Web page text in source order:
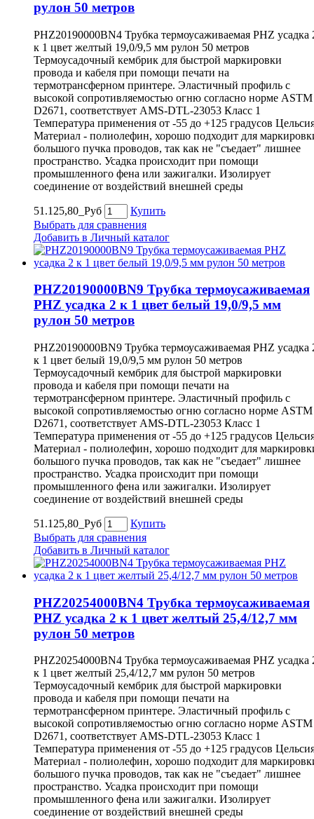
рулон 50 метров
PHZ20190000BN4 Трубка термоусаживаемая PHZ усадка
к 1 цвет желтый 19,0/9,5 мм рулон 50 метров
Термоусадочный кембрик для быстрой маркировки
провода и кабеля при помощи печати на
термотрансферном принтере. Эластичный профиль с
высокой сопротивляемостью огню согласно норме ASTM
D2671, соответствует AMS-DTL-23053 Класс 1
Температура применения от -55 до +125 градусов
Материал - полиолефин, хорошо подходит для
большого пучка проводов, так как не "съедает" лишнее
пространство. Усадка происходит при помощи
промышленного фена или зажигалки. Изолирует
соединение от воздействий внешней среды
51.125,80_Руб
Купить
Выбрать для сравнения
Добавить в Личный каталог
PHZ20190000BN9 Трубка термоусаживаемая
PHZ усадка 2 к 1 цвет белый 19,0/9,5 мм
рулон 50 метров
PHZ20190000BN9 Трубка термоусаживаемая PHZ усадка
к 1 цвет белый 19,0/9,5 мм рулон 50 метров
Термоусадочный кембрик для быстрой маркировки
провода и кабеля при помощи печати на
термотрансферном принтере. Эластичный профиль с
высокой сопротивляемостью огню согласно норме ASTM
D2671, соответствует AMS-DTL-23053 Класс 1
Температура применения от -55 до +125 градусов
Материал - полиолефин, хорошо подходит для
большого пучка проводов, так как не "съедает" лишнее
пространство. Усадка происходит при помощи
промышленного фена или зажигалки. Изолирует
соединение от воздействий внешней среды
51.125,80_Руб
Купить
Выбрать для сравнения
Добавить в Личный каталог
PHZ20254000BN4 Трубка термоусаживаемая
PHZ усадка 2 к 1 цвет желтый 25,4/12,7 мм
рулон 50 метров
PHZ20254000BN4 Трубка термоусаживаемая PHZ усадка
к 1 цвет желтый 25,4/12,7 мм рулон 50 метров
Термоусадочный кембрик для быстрой маркировки
провода и кабеля при помощи печати на
термотрансферном принтере. Эластичный профиль с
высокой сопротивляемостью огню согласно норме ASTM
D2671, соответствует AMS-DTL-23053 Класс 1
Температура применения от -55 до +125 градусов
Материал - полиолефин, хорошо подходит для
большого пучка проводов, так как не "съедает" лишнее
пространство. Усадка происходит при помощи
промышленного фена или зажигалки. Изолирует
соединение от воздействий внешней среды